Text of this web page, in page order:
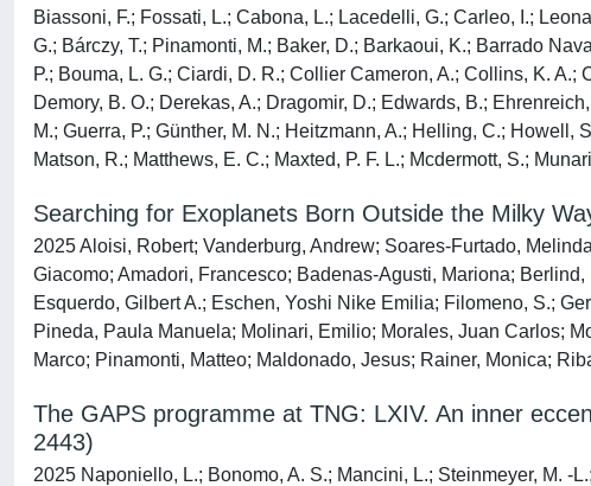
Biassoni, F.; Fossati, L.; Cabona, L.; Lacedelli, G.; Carleo, I.;
G.; Bárczy, T.; Pinamonti, M.; Baker, D.; Barkaoui, K.; Barrado
P.; Bouma, L. G.; Ciardi, D. R.; Collier Cameron, A.; Collins, K.
Demory, B. O.; Derekas, A.; Dragomir, D.; Edwards, B.;
M.; Guerra, P.; Günther, M. N.; Heitzmann, A.; Helling, C.; Howell,
Matson, R.; Matthews, E. C.; Maxted, P. F. L.; Mcdermott, S.;
Searching for Exoplanets Born Outside the Milky
2025 Aloisi, Robert; Vanderburg, Andrew; Soares-Furtado,
Giacomo; Amadori, Francesco; Badenas-Agusti, Mariona;
Esquerdo, Gilbert A.; Eschen, Yoshi Nike Emilia; Filomeno, S.;
Pineda, Paula Manuela; Molinari, Emilio; Morales, Juan Carlos;
Marco; Pinamonti, Matteo; Maldonado, Jesus; Rainer, Monica;
The GAPS programme at TNG: LXIV. An inner
2443)
2025 Naponiello, L.; Bonomo, A. S.; Mancini, L.; Steinmeyer, M. -